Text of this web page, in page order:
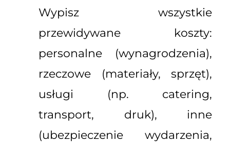
Wypisz wszystkie
przewidywane koszty:
personalne (wynagrodzenia),
rzeczowe (materiały, sprzęt),
usługi (np. catering,
transport, druk), inne
(ubezpieczenie wydarzenia,